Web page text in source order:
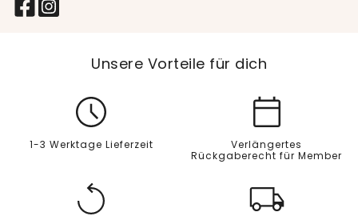
Unsere Vorteile für dich
1-3 Werktage Lieferzeit
Verlängertes
Rückgaberecht für Member